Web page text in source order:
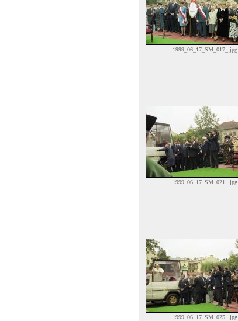
1999_06_17_SM_017_.jpg
1999_06_17_SM_021_.jpg
1999_06_17_SM_025_.jpg